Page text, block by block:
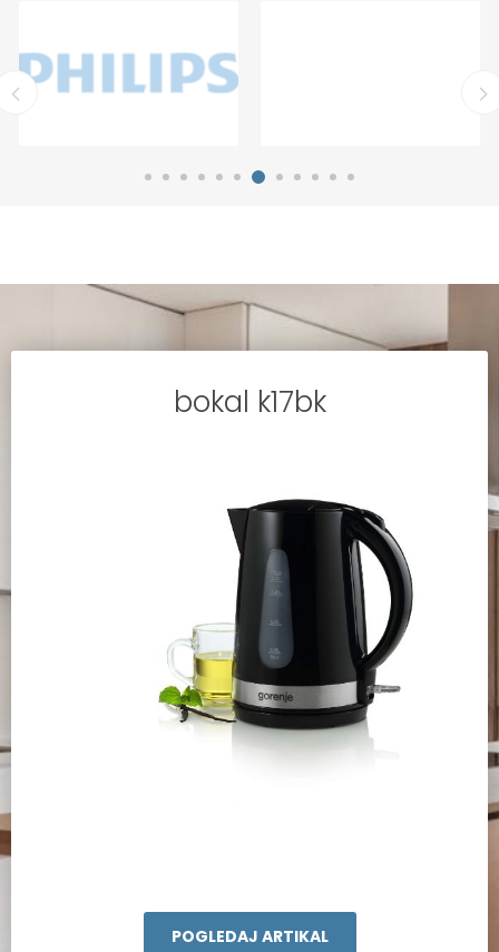
bokal k17bk
POGLEDAJ ARTIKAL